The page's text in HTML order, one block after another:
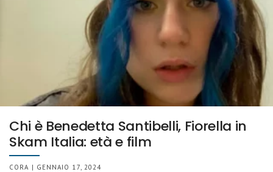
Chi è Benedetta Santibelli, Fiorella in
Skam Italia: età e film
CORA | GENNAIO 17, 2024